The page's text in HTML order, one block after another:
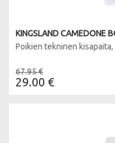
KINGSLAND CAMEDONE
Poikien tekninen
67.95 €
29.00 €